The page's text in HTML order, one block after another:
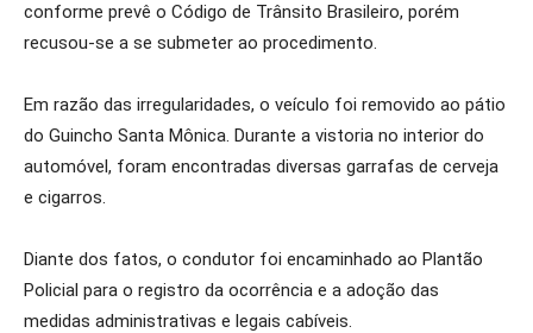
conforme prevê o Código de Trânsito Brasileiro, porém
recusou-se a se submeter ao procedimento.
Em razão das irregularidades, o veículo foi removido ao pátio
do Guincho Santa Mônica. Durante a vistoria no interior do
automóvel, foram encontradas diversas garrafas de cerveja
e cigarros.
Diante dos fatos, o condutor foi encaminhado ao Plantão
Policial para o registro da ocorrência e a adoção das
medidas administrativas e legais cabíveis.